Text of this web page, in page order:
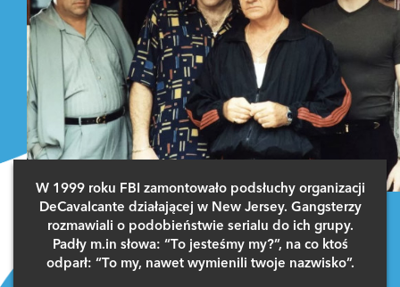
W 1999 roku FBI zamontowało podsłuchy organizacji
DeCavalcante działającej w New Jersey. Gangsterzy
rozmawiali o podobieństwie serialu do ich grupy.
Padły m.in słowa: “To jesteśmy my?”, na co ktoś
odparł: “To my, nawet wymienili twoje nazwisko”.